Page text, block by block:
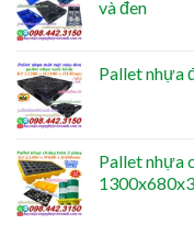
và đen
Pallet nhựa
Pallet nhựa